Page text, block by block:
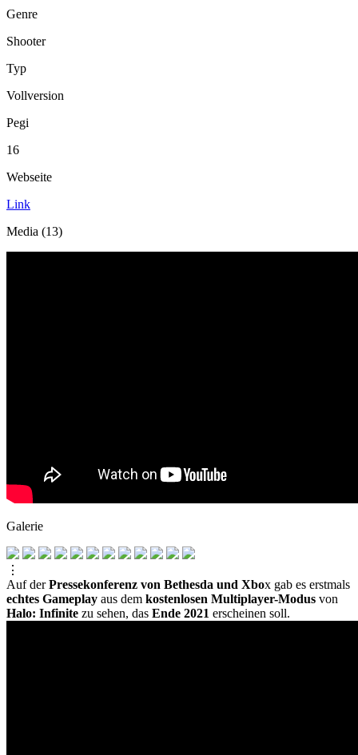
Genre
Shooter
Typ
Vollversion
Pegi
16
Webseite
Link
Media (13)
Galerie
⋮
Auf derPressekonferenz von Bethesda und Xbox gab es erstmals
echtes Gameplay aus dem kostenlosen Multiplayer-Modus von
Halo: Infinite zu sehen, das Ende 2021 erscheinen soll.